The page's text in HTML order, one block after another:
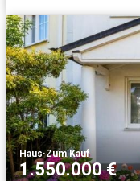
Haus·Zum Kauf
1.550.000 €